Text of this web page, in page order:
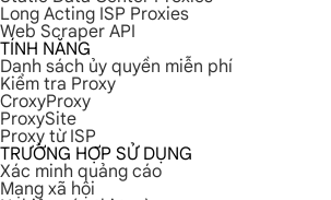
Long Acting ISP Proxies
Web Scraper API
TÍNH NĂNG
Danh sách ủy quyền miễn phí
Kiểm tra Proxy
CroxyProxy
ProxySite
Proxy từ ISP
TRƯỜNG HỢP SỬ DỤNG
Xác minh quảng cáo
Mạng xã hội